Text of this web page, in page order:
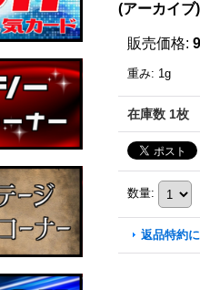
(アーカイブ
販売価格:
重み: 1g
在庫数 1枚
数量:
返品特約